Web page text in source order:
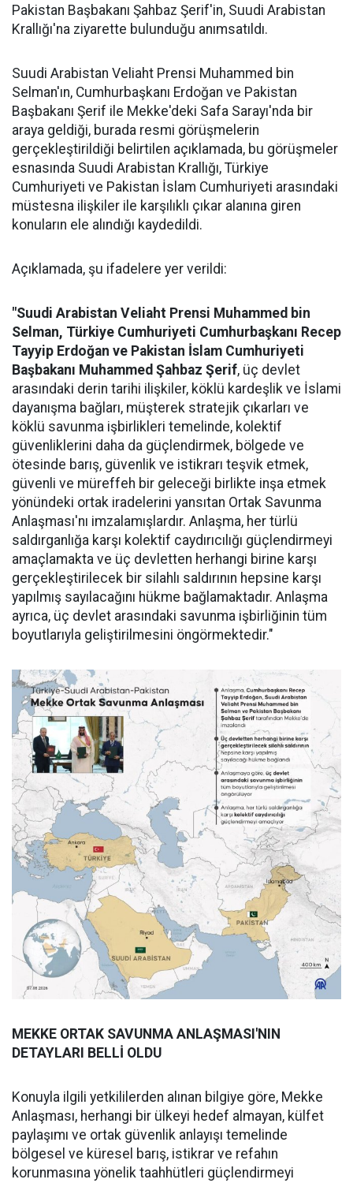
Pakistan Başbakanı Şahbaz Şerif'in, Suudi Arabistan
Krallığı'na ziyarette bulunduğu anımsatıldı.
Suudi Arabistan Veliaht Prensi Muhammed bin
Selman'ın, Cumhurbaşkanı Erdoğan ve Pakistan
Başbakanı Şerif ile Mekke'deki Safa Sarayı'nda bir
araya geldiği, burada resmi görüşmelerin
gerçekleştirildiği belirtilen açıklamada, bu görüşmeler
esnasında Suudi Arabistan Krallığı, Türkiye
Cumhuriyeti ve Pakistan İslam Cumhuriyeti arasındaki
müstesna ilişkiler ile karşılıklı çıkar alanına giren
konuların ele alındığı kaydedildi.
Açıklamada, şu ifadelere yer verildi:
"Suudi Arabistan Veliaht Prensi Muhammed bin
Selman, Türkiye Cumhuriyeti Cumhurbaşkanı Recep
Tayyip Erdoğan ve Pakistan İslam Cumhuriyeti
Başbakanı Muhammed Şahbaz Şerif, üç devlet
arasındaki derin tarihi ilişkiler, köklü kardeşlik ve İslami
dayanışma bağları, müşterek stratejik çıkarları ve
köklü savunma işbirlikleri temelinde, kolektif
güvenliklerini daha da güçlendirmek, bölgede ve
ötesinde barış, güvenlik ve istikrarı teşvik etmek,
güvenli ve müreffeh bir geleceği birlikte inşa etmek
yönündeki ortak iradelerini yansıtan Ortak Savunma
Anlaşması'nı imzalamışlardır. Anlaşma, her türlü
saldırganlığa karşı kolektif caydırıcılığı güçlendirmeyi
amaçlamakta ve üç devletten herhangi birine karşı
gerçekleştirilecek bir silahlı saldırının hepsine karşı
yapılmış sayılacağını hükme bağlamaktadır. Anlaşma
ayrıca, üç devlet arasındaki savunma işbirliğinin tüm
boyutlarıyla geliştirilmesini öngörmektedir."
MEKKE ORTAK SAVUNMA ANLAŞMASI'NIN
DETAYLARI BELLİ OLDU
Konuyla ilgili yetkililerden alınan bilgiye göre, Mekke
Anlaşması, herhangi bir ülkeyi hedef almayan, külfet
paylaşımı ve ortak güvenlik anlayışı temelinde
bölgesel ve küresel barış, istikrar ve refahın
korunmasına yönelik taahhütleri güçlendirmeyi